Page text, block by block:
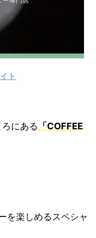
ト
にある「COFFEE
を楽しめるスペシャ